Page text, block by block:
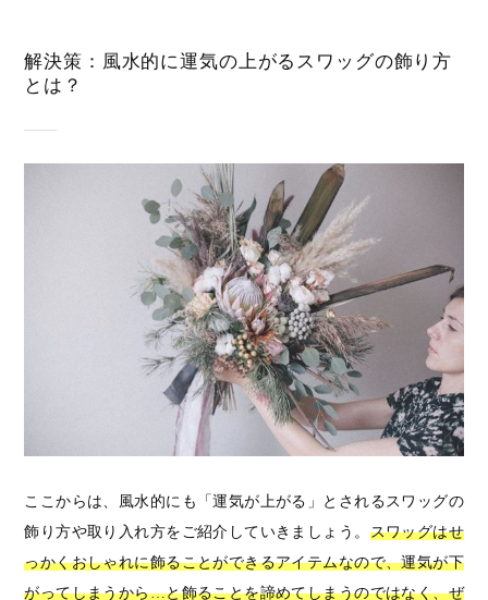
解決策：風水的に運気の上がるスワッグの飾り方
とは？
ここからは、風水的にも「運気が上がる」とされるスワッグの
飾り方や取り入れ方をご紹介していきましょう。 スワッグはせ
っかくおしゃれに飾ることができるアイテムなので、運気が下
がってしまうから…と飾ることを諦めてしまうのではなく、ぜ